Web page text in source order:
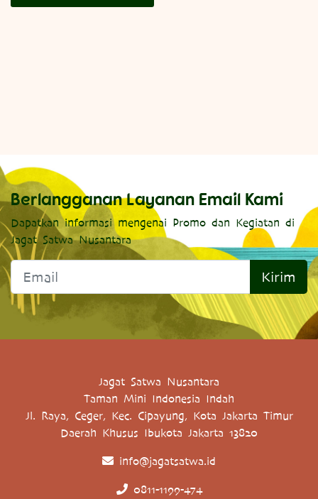
Berlangganan Layanan Email Kami
Dapatkan informasi mengenai Promo dan Kegiatan di
Jagat Satwa Nusantara
Kirim
Jagat Satwa Nusantara
Taman Mini Indonesia Indah
Jl. Raya, Ceger, Kec. Cipayung, Kota Jakarta Timur
Daerah Khusus Ibukota Jakarta 13820
info@jagatsatwa.id
0811-1199-474